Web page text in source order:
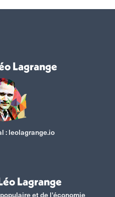
Lagrange
:leolagrange.io
Lagrange
et de l'économie